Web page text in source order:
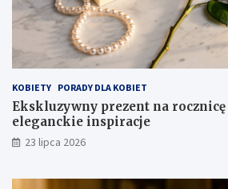
KOBIETY PORADY DLA KOBIET
Ekskluzywny prezent na rocznicę
eleganckie inspiracje
23 lipca 2026